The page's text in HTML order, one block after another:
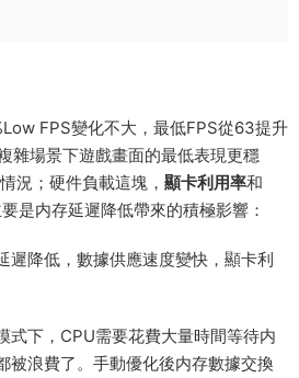
FPS變化不大，最低FPS從63提升
雜場景下遊戲畫面的最低表現更穩
況；硬件負載這塊， 顯卡利用率和
是内存延遲降低帶來的積極影響：
遲降低，數據供應速度變快，顯卡利
式下，CPU需要花費大量時間等待内
被浪費了。手動優化後内存數據交換